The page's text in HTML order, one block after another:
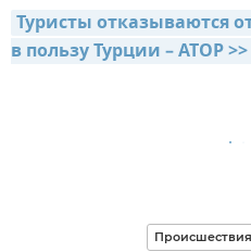
Туристы отказываются
в пользу Турции – АТОР >>
Происшествия